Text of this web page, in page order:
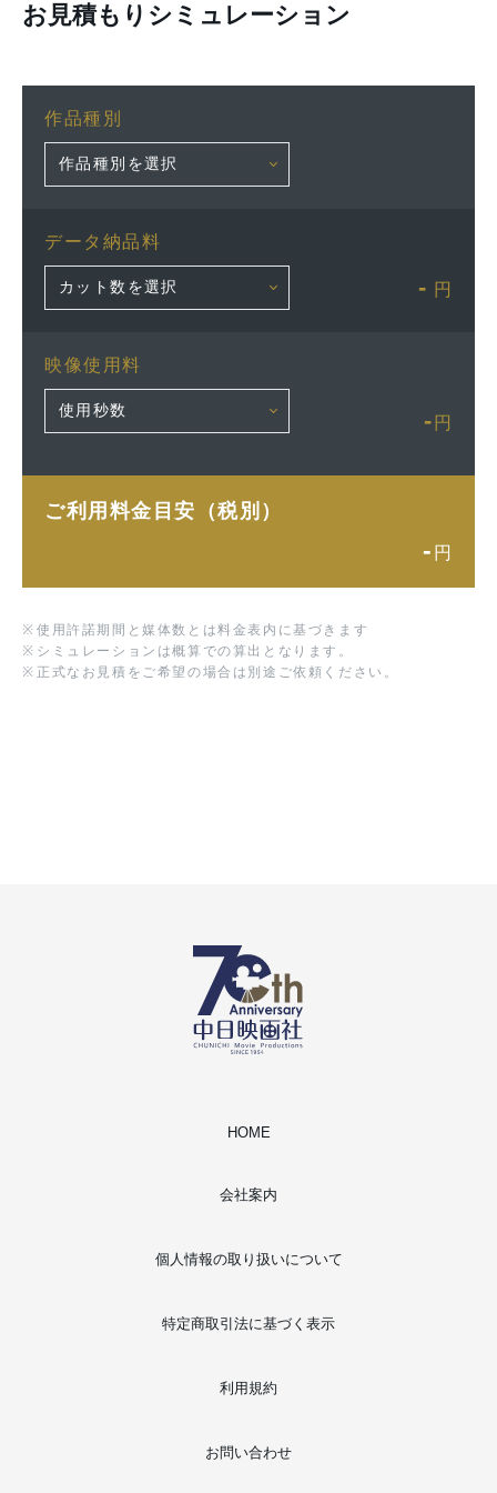
お見積もりシミュレーション
作品種別
データ納品料
- 円
映像使用料
- 円
ご利用料金目安（税別）
- 円
※ 使用許諾期間と媒体数とは料金表内に基づきます
※ シミュレーションは概算での算出となります。
※ 正式なお見積をご希望の場合は別途ご依頼ください。
HOME
会社案内
個人情報の取り扱いについて
特定商取引法に基づく表示
利用規約
お問い合わせ